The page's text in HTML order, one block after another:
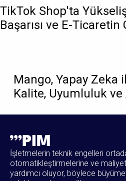
Mango, Yapay Zeka
Kalite, Uyumluluk
TikTok Shop'ta
Başarısı ve E-Ticaretin
İşletmelerin teknik engelleri
otomatikleştirmelerine ve
yardımcı oluyor, böylece